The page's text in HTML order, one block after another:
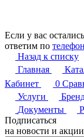
Если у вас
ответим по
Назад к списку
Главная
Кабинет
0
Услуги
Документы
Подписаться
на новости и акции